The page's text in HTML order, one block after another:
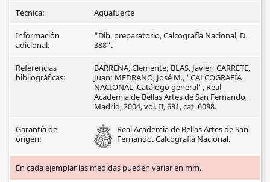
Técnica: Aguafuerte
Información
adicional:
"Dib. preparatorio, Calcografía Nacional, D.
388".
Referencias
bibliográficas:
BARRENA, Clemente; BLAS, Javier; CARRETE,
Juan; MEDRANO, José M., "CALCOGRAFÍA
NACIONAL, Catálogo general", Real
Academia de Bellas Artes de San Fernando,
Madrid, 2004, vol. II, 681, cat. 6098.
Garantía de
origen:
Real Academia de Bellas Artes de San
Fernando. Calcografía Nacional.
En cada ejemplar las medidas pueden variar en mm.